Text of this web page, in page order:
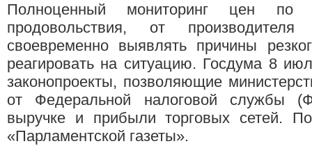
Полноценный мониторинг цен по
продовольствия, от
своевременно выявлять причины
реагировать на ситуацию. Госдума 8
законопроекты, позволяющие
от Федеральной налоговой службы
выручке и прибыли торговых сетей.
«Парламентской газеты».